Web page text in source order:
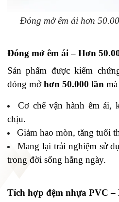
Đóng mở êm ái hơn
Đóng mở êm ái – Hơn
Sản phẩm được kiểm
đóng mởhơn 50.000 lần
Cơ chế vận hành êm ái,
chịu.
Giảm hao mòn, tăng tuổi
Mang lại trải nghiệm sử
trong đời sống hằng ngày.
Tích hợp đệm nhựa PVC –